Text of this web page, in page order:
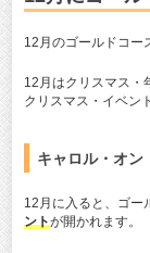
12月のゴールドコー
12月はクリスマス・
クリスマス・イベン
キャロル・オ
12月に入ると、ゴー
ントが開かれます。